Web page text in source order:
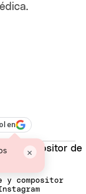
en
×
y compositor